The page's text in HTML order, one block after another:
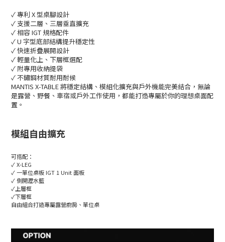
✓ 專利 X 型桌腳設計
✓ 支援二層、三層垂直擴充
✓ 相容 IGT 規格配件
✓ U 字型底部結構提升穩定性
✓ 快速折疊展開設計
✓ 輕量化上、下層框選配
✓ 附專用收納提袋
✓ 不鏽鋼材質耐用耐候
MANTIS X-TABLE 將穩定結構、模組化擴充與戶外機能完美結合，無論
是露營、野餐、車宿或戶外工作使用，都能打造專屬於你的理想桌面配
置。
模組自由擴充
可搭配：
✓ X-LEG
✓ 一單位桌板 IGT 1 Unit 面板
✓ 側開瀝水籃
✓上層框
✓下層框
自由組合打造專屬露營廚房、單位桌